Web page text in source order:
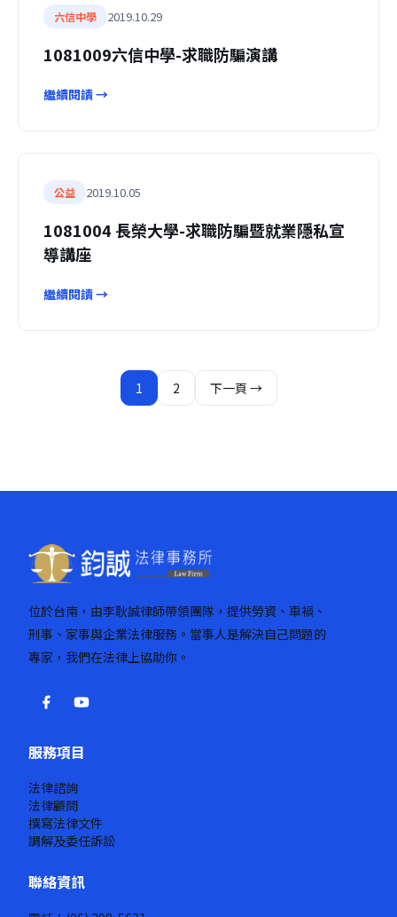
六信中學 2019.10.29
1081009六信中學-求職防騙演講
繼續閱讀 →
公益 2019.10.05
1081004 長榮大學-求職防騙暨就業隱私宣
導講座
繼續閱讀 →
1 2 下一頁 →
位於台南，由李耿誠律師帶領團隊，提供勞資、車禍、
刑事、家事與企業法律服務。當事人是解決自己問題的
專家，我們在法律上協助你。
服務項目
法律諮詢
法律顧問
撰寫法律文件
調解及委任訴訟
聯絡資訊